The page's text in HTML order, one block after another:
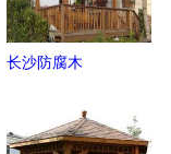
长沙防腐木